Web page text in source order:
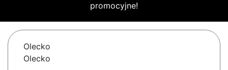
promocyjne!
Olecko
Olecko